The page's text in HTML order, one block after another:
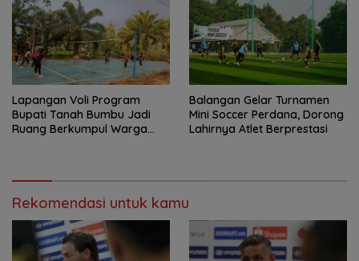
Lapangan Voli Program
Bupati Tanah Bumbu Jadi
Ruang Berkumpul Warga
Balangan Gelar Turnamen
Mini Soccer Perdana, Dorong
Lahirnya Atlet Berprestasi
Rekomendasi untuk kamu